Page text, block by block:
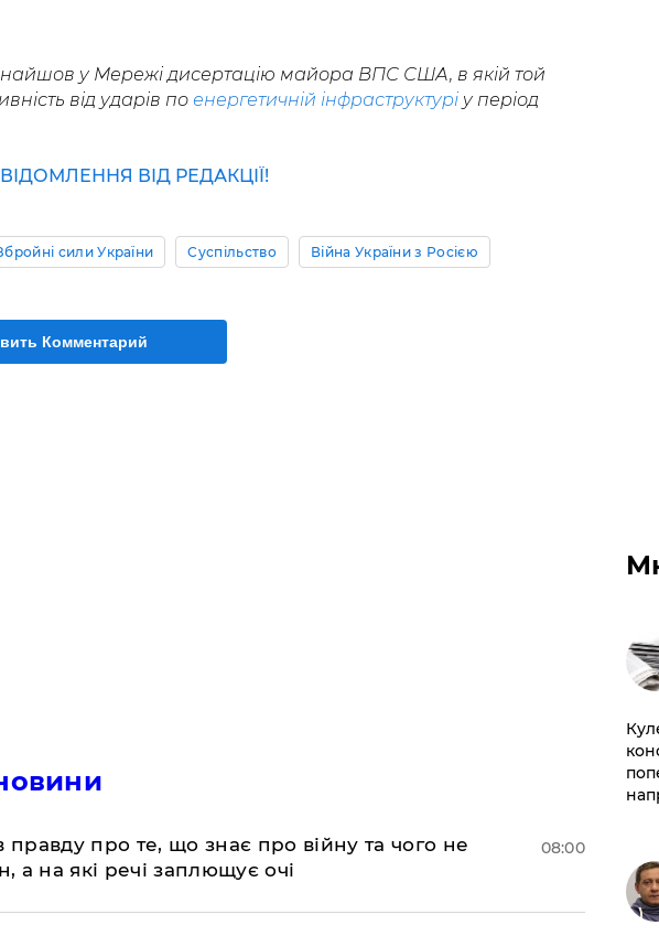
у Мережі дисертацію майора ВПС США, в якій той
від ударів по енергетичній інфраструктуріу період
ВІД РЕДАКЦІЇ!
сили України Суспільство Війна України з Росією
Комментарий
правду про те, що знає про війну та чого не
а на які речі заплющує очі
08:00